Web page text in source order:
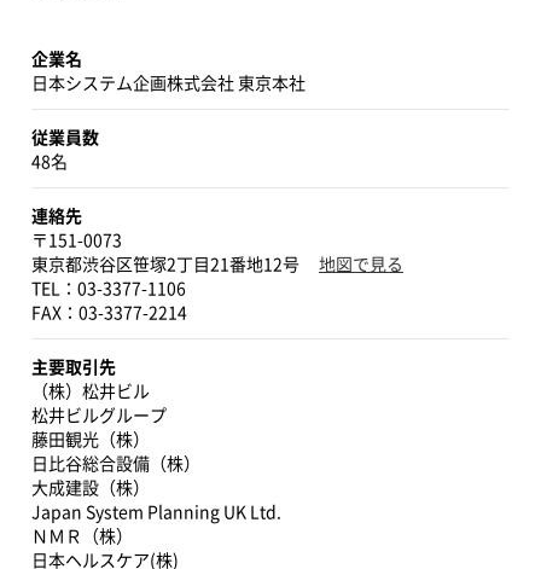
トリウム
◆ブース番号：B6-2
る唯一の配管延命技術」
かかりにくい体づくりがきる」場所として人々
ています。中でもプールや温浴設備を備えたス
ポーツクラブの維持費は高く、特に経年劣化し
た配管は放置すれば漏水等のトラブルに繋がり
やすいため、配管更新をすると莫大な費用が発
そこで今回、NMRパイプテクターの設置によっ
て比較的少額、且つ配管更生を実現した三重県
有数のスポーツクラブ「ベスパスポーツクラ
ブ」松阪店の取材内容が掲載されました。
企業名
日本システム企画株式会社 東京本社
従業員数
48名
連絡先
〒151-0073
東京都渋谷区笹塚2丁目21番地12号
地図で見る
TEL：03-3377-1106
主要取引先
（株）松井ビル
松井ビルグループ
藤田観光（株）
日比谷総合設備（株）
大成建設（株）
Japan System Planning UK Ltd.
ＮＭＲ（株）
日本ヘルスケア(株)